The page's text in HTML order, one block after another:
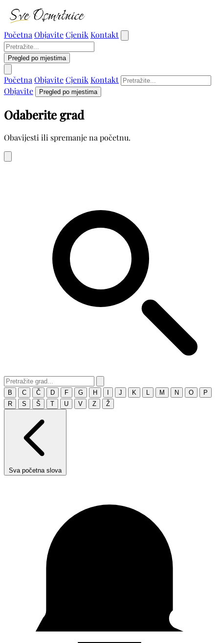
Početna ObjaviteCjenik Kontakt
Pregled po mjestima
Početna ObjaviteCjenik Kontakt
Objavite
Pregled po mjestima
Odaberite grad
Obavijesti ili spremanje na početnu.
B C Č D F G H J K M N O
P
R
S Š T U V Z Ž
Sva početna slova